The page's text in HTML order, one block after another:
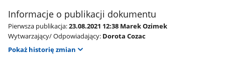
Informacje o publikacji dokumentu
Pierwsza publikacja:23.08.2021 12:38 Marek Ozimek
Wytwarzający/ Odpowiadający: Dorota Cozac
Pokaż historię zmian